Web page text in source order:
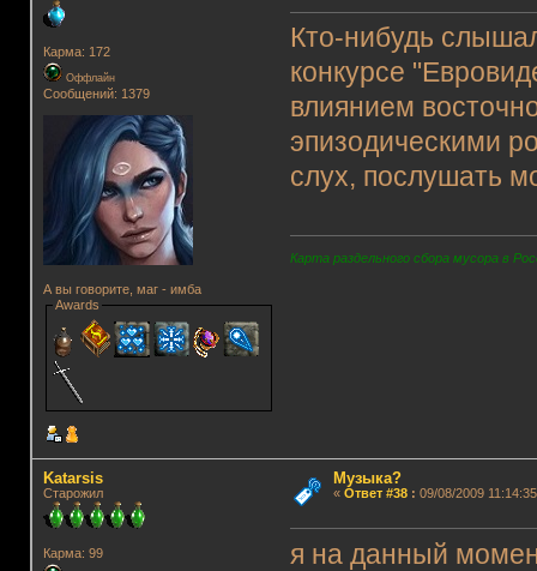
Карма: 172
Оффлайн
Сообщений: 1379
А вы говорите, маг - имба
Awards
Кто-нибудь
конкурсе
влиянием
эпизодическими
слух, послушать
Карта раздельного сбора мусора в
Katarsis
Старожил
Карма: 99
Музыка?
« Ответ #38: 09/08/2009
я на данный